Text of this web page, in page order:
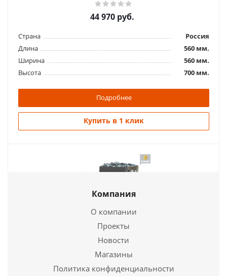
44 970руб.
Страна
Россия
Длина
560 мм.
Ширина
560 мм.
Высота
700 мм.
Подробнее
Купить в 1 клик
Печь для бани "СКИФ" КОВКА 16 (панорама)
42 010руб.
Компания
О компании
Проекты
Новости
Магазины
Политика конфиденциальности